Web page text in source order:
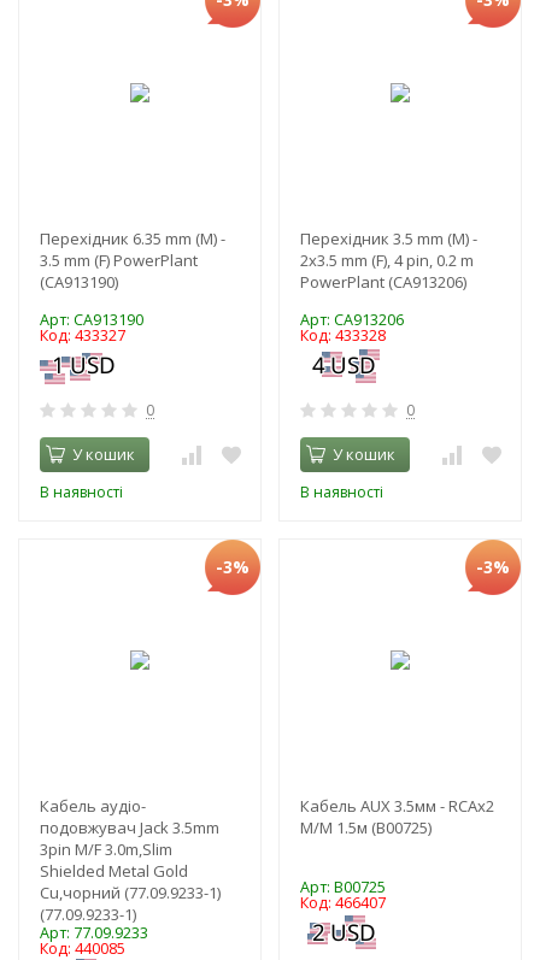
Перехідник 6.35 mm (M) -
3.5 mm (F) PowerPlant
(CA913190)
Арт: CA913190
Код: 433327
0
У кошик
В наявності
Перехідник 3.5 mm (M) -
2x3.5 mm (F), 4 pin, 0.2 m
PowerPlant (CA913206)
Арт: CA913206
Код: 433328
0
У кошик
В наявності
-3%
Кабель аудіо-
подовжувач Jack 3.5mm
3pin M/F 3.0m,Slim
Shielded Metal Gold
Cu,чорний (77.09.9233-1)
(77.09.9233-1)
Арт: 77.09.9233
Код: 440085
-3%
Кабель AUX 3.5мм - RCAx2
M/M 1.5м (B00725)
Арт: B00725
Код: 466407